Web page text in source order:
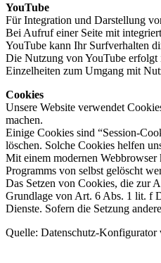
YouTube
Für Integration und Darstellung
Bei Aufruf einer Seite mit
YouTube kann Ihr Surfverhalten
Die Nutzung von YouTube erfolgt
Einzelheiten zum Umgang mit
Cookies
Unsere Website verwendet
machen.
Einige Cookies sind “Session-
löschen. Solche Cookies helfen
Mit einem modernen Webbrowser
Programms von selbst gelöscht
Das Setzen von Cookies, die zur
Grundlage von Art. 6 Abs. 1 lit. f
Dienste. Sofern die Setzung
Quelle: Datenschutz-Konfigurator